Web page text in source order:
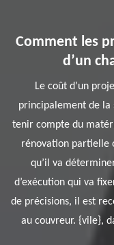
Comment les
d’un
Le coût d’un
principalement de la
tenir compte du
rénovation partielle
qu’il va
d’exécution qui va
de précisions, il est
au couvreur. {vile},